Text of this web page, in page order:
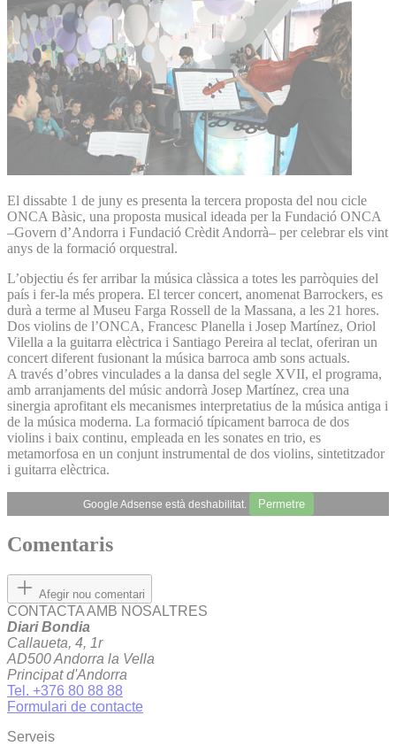
El dissabte 1 de juny es presenta la tercera proposta del nou cicle
ONCA Bàsic, una proposta musical ideada per la Fundació ONCA
–Govern d’Andorra i Fundació Crèdit Andorrà– per celebrar els vint
anys de la formació orquestral.
L’objectiu és fer arribar la música clàssica a totes les parròquies del
país i fer-la més propera. El tercer concert, anomenat Barrockers, es
durà a terme al Museu Farga Rossell de la Massana, a les 21 hores.
Dos violins de l’ONCA, Francesc Planella i Josep Martínez, Oriol
Vilella a la guitarra elèctrica i Santiago Pereira al teclat, oferiran un
concert diferent fusionant la música barroca amb sons actuals.
A través d’obres vinculades a la dansa del segle XVII, el programa,
amb arranjaments del músic andorrà Josep Martínez, crea una
sinergia aprofitant els mecanismes interpretatius de la música antiga i
de la música moderna. La formació típicament barroca de dos
violins i baix continu, empleada en les sonates en trio, es
metamorfosa en un conjunt instrumental de dos violins, sintetitzador
i guitarra elèctrica.
Google Adsense està deshabilitat. Permetre
Comentaris
Afegir nou comentari
CONTACTA AMB NOSALTRES
Diari Bondia
Callaueta, 4, 1r
AD500 Andorra la Vella
Principat d'Andorra
Tel. +376 80 88 88
Formulari de contacte
Serveis